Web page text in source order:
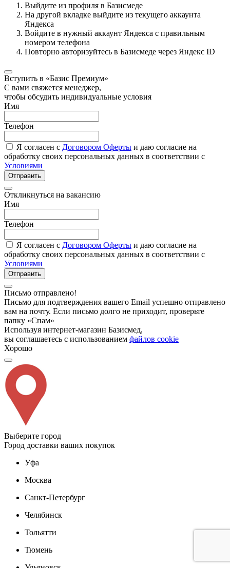
Выйдите из профиля в Базисмеде
На другой вкладке выйдите из текущего аккаунта
Яндекса
Войдите в нужный аккаунт Яндекса с правильным
номером телефона
Повторно авторизуйтесь в Базисмеде через Яндекс ID
Вступить в «Базис Премиум»
С вами свяжется менеджер,
чтобы обсудить индивидуальные условия
Имя
Телефон
Я согласен с Договором Оферты и даю согласие на
обработку своих персональных данных в соответствии с
Условиями
Отправить
Откликнуться на вакансию
Имя
Телефон
Я согласен с Договором Оферты и даю согласие на
обработку своих персональных данных в соответствии с
Условиями
Отправить
Письмо отправлено!
Письмо для подтверждения вашего Email успешно отправлено
вам на почту. Если письмо долго не приходит, проверьте
папку «Спам»
Используя интернет-магазин Базисмед,
вы соглашаетесь с использованием файлов cookie
Хорошо
Выберите город
Город доставки ваших покупок
Уфа
Москва
Санкт-Петербург
Челябинск
Тольятти
Тюмень